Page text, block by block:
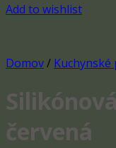
Add to wishlist
Domov/
červená